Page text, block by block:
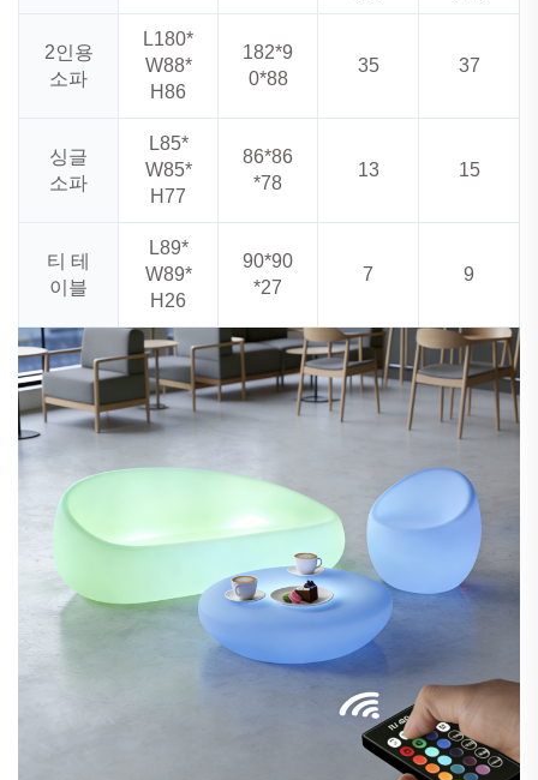
2인용
소파
L180*
W88*
H86
182*9
0*88
35 37
싱글
소파
L85*
W85*
H77
86*86
*78
13 15
티 테
이블
L89*
W89*
H26
90*90
*27
7 9